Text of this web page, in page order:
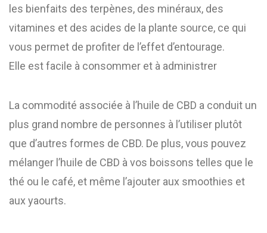
les bienfaits des terpènes, des minéraux, des
vitamines et des acides de la plante source, ce qui
vous permet de profiter de l’effet d’entourage.
Elle est facile à consommer et à administrer
La commodité associée à l’huile de CBD a conduit un
plus grand nombre de personnes à l’utiliser plutôt
que d’autres formes de CBD. De plus, vous pouvez
mélanger l’huile de CBD à vos boissons telles que le
thé ou le café, et même l’ajouter aux smoothies et
aux yaourts.